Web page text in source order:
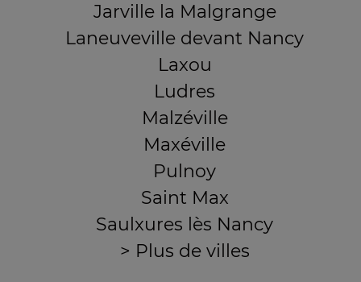
Jarville la Malgrange
Laneuveville devant Nancy
Laxou
Ludres
Malzéville
Maxéville
Pulnoy
Saint Max
Saulxures lès Nancy
> Plus de villes